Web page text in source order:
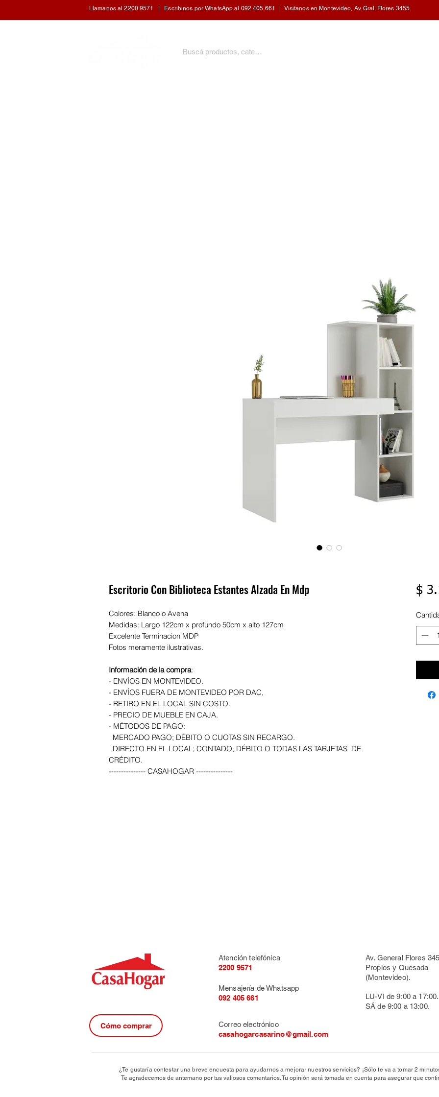
Llamanos al 2200 9571 | Escribinos por WhatsApp al 092 405 661 | Visitanos en Montevideo, Av. Gral. Flores 3455.
Escritorio Con Biblioteca Estantes Alzada En Mdp
Colores: Blanco o Avena
Medidas: Largo 122cm x profundo 50cm x alto 127cm
Excelente Terminacion MDP
Fotos meramente ilustrativas.
Información de la compra:
- ENVÍOS EN MONTEVIDEO.
- ENVÍOS FUERA DE MONTEVIDEO POR DAC,
- RETIRO EN EL LOCAL SIN COSTO.
- PRECIO DE MUEBLE EN CAJA.
- MÉTODOS DE PAGO:
MERCADO PAGO; DÉBITO O CUOTAS SIN RECARGO.
DIRECTO EN EL LOCAL; CONTADO, DÉBITO O TODAS LAS TARJETAS DE
CRÉDITO.
--------------- CASAHOGAR ---------------
$
Atención telefónica
2200 9571
Mensajería de Whatsapp
092 405 661
Av. General Flores
Propios y Quesada
(Montevideo).
LU-VI de 9:00 a 17:00.
SÁ de 9:00 a 13:00.
Correo electrónico
casahogarcasarino@gmail.com
¿Te gustaría contestar una breve encuesta para ayudarnos a mejorar nuestros servicios? ¡Sólo te va a tomar 2
Te agradecemos de antemano por tus valiosos comentarios. Tu opinión será tomada en cuenta para asegurar que
Cómo comprar